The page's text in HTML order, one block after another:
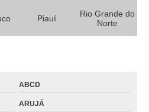
Piauí
Rio Grande do
Norte
ABCD
ARUJÁ